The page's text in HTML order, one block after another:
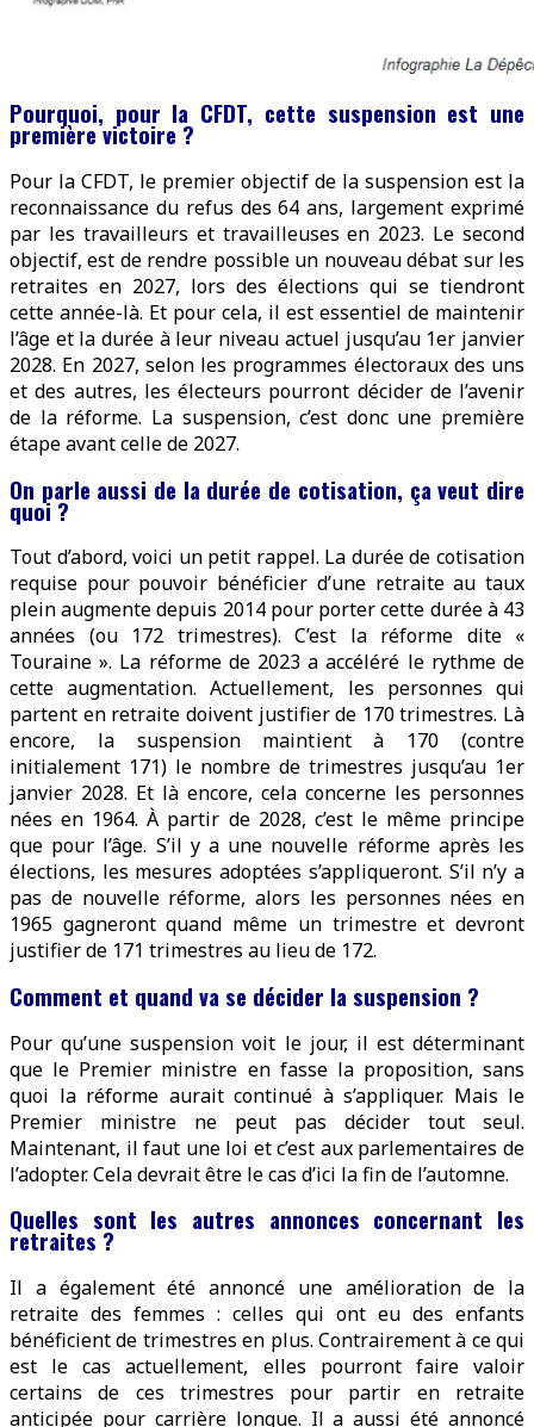
Pourquoi, pour la CFDT, cette suspension est une
première victoire ?
Pour la CFDT, le premier objectif de la suspension est la
reconnaissance du refus des 64 ans, largement exprimé
par les travailleurs et travailleuses en 2023. Le second
objectif, est de rendre possible un nouveau débat sur les
retraites en 2027, lors des élections qui se tiendront
cette année-là. Et pour cela, il est essentiel de maintenir
l’âge et la durée à leur niveau actuel jusqu’au 1er janvier
2028. En 2027, selon les programmes électoraux des uns
et des autres, les électeurs pourront décider de l’avenir
de la réforme. La suspension, c’est donc une première
étape avant celle de 2027.
On parle aussi de la durée de cotisation, ça veut dire
quoi ?
Tout d’abord, voici un petit rappel. La durée de cotisation
requise pour pouvoir bénéficier d’une retraite au taux
plein augmente depuis 2014 pour porter cette durée à 43
années (ou 172 trimestres). C’est la réforme dite «
Touraine ». La réforme de 2023 a accéléré le rythme de
cette augmentation. Actuellement, les personnes qui
partent en retraite doivent justifier de 170 trimestres. Là
encore, la suspension maintient à 170 (contre
initialement 171) le nombre de trimestres jusqu’au 1er
janvier 2028. Et là encore, cela concerne les personnes
nées en 1964. À partir de 2028, c’est le même principe
que pour l’âge. S’il y a une nouvelle réforme après les
élections, les mesures adoptées s’appliqueront. S’il n’y a
pas de nouvelle réforme, alors les personnes nées en
1965 gagneront quand même un trimestre et devront
justifier de 171 trimestres au lieu de 172.
Comment et quand va se décider la suspension ?
Pour qu’une suspension voit le jour, il est déterminant
que le Premier ministre en fasse la proposition, sans
quoi la réforme aurait continué à s’appliquer. Mais le
Premier ministre ne peut pas décider tout seul.
Maintenant, il faut une loi et c’est aux parlementaires de
l’adopter. Cela devrait être le cas d’ici la fin de l’automne.
Quelles sont les autres annonces concernant les
retraites ?
Il a également été annoncé une amélioration de la
retraite des femmes : celles qui ont eu des enfants
bénéficient de trimestres en plus. Contrairement à ce qui
est le cas actuellement, elles pourront faire valoir
certains de ces trimestres pour partir en retraite
anticipée pour carrière longue. Il a aussi été annoncé